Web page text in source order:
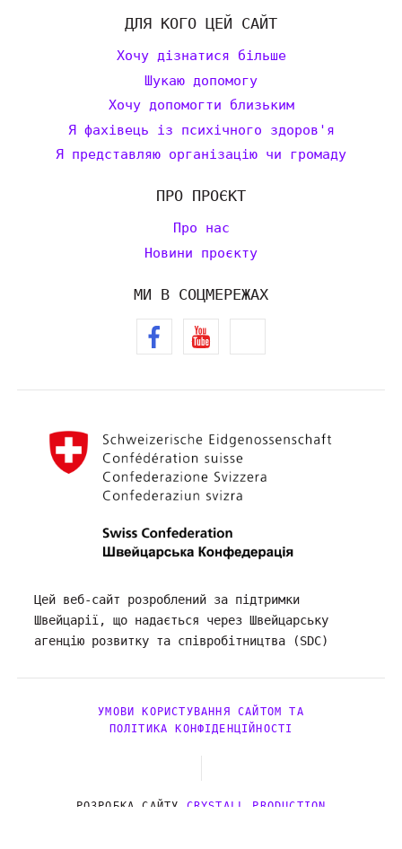
ДЛЯ КОГО ЦЕЙ САЙТ
Хочу дізнатися більше
Шукаю допомогу
Хочу допомогти близьким
Я фахівець із психічного здоров'я
Я представляю організацію чи громаду
ПРО ПРОЄКТ
Про нас
Новини проєкту
МИ В СОЦМЕРЕЖАХ
Цей веб-сайт розроблений за підтримки
Швейцарії, що надається через Швейцарську
агенцію розвитку та співробітництва (SDC)
УМОВИ КОРИСТУВАННЯ САЙТОМ ТА
ПОЛІТИКА КОНФІДЕНЦІЙНОСТІ
РОЗРОБКА САЙТУ CRYSTALL PRODUCTION